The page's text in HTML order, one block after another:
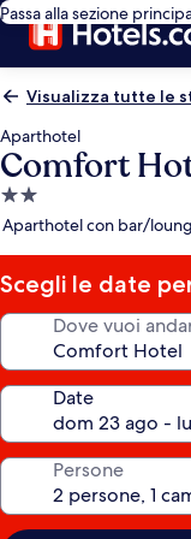
Passa alla sezione
Visualizza tutte le
Aparthotel
Comfort
Struttura
a
stelle
Aparthotel con bar/
Scegli le date
Dove vuoi
Date
Persone